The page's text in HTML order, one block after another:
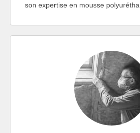
son expertise en mousse